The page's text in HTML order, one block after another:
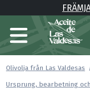
Olivolja från Las Valdesas
Ursprung, bearbetning